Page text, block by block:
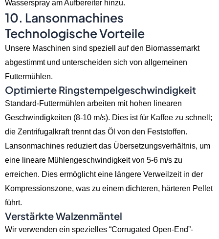
Wasserspray am Aufbereiter hinzu.
10. Lansonmachines
Technologische Vorteile
Unsere Maschinen sind speziell auf den Biomassemarkt
abgestimmt und unterscheiden sich von allgemeinen
Futtermühlen.
Optimierte Ringstempelgeschwindigkeit
Standard-Futtermühlen arbeiten mit hohen linearen
Geschwindigkeiten (8-10 m/s). Dies ist für Kaffee zu schnell;
die Zentrifugalkraft trennt das Öl von den Feststoffen.
Lansonmachines reduziert das Übersetzungsverhältnis, um
eine lineare Mühlengeschwindigkeit von 5-6 m/s zu
erreichen. Dies ermöglicht eine längere Verweilzeit in der
Kompressionszone, was zu einem dichteren, härteren Pellet
führt.
Verstärkte Walzenmäntel
Wir verwenden ein spezielles “Corrugated Open-End”-